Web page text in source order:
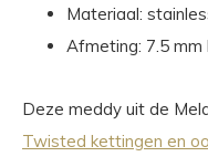
Materiaal:
Afmeting: 7.5
Deze meddy uit de
Twisted kettingen en